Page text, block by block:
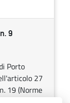
9
Porto
27
19 (Norme